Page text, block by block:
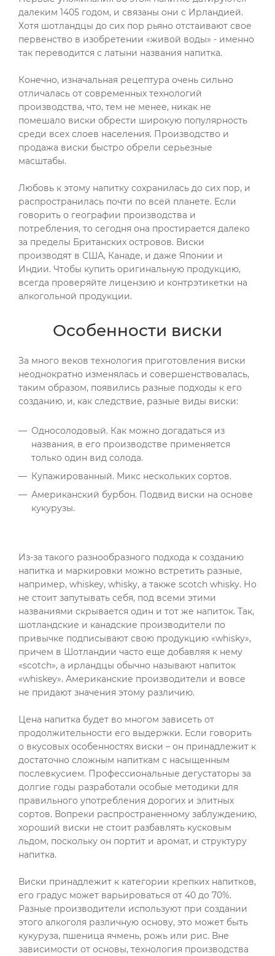
далеким 1405 годом, и связаны они с Ирландией.
Хотя шотландцы до сих пор рьяно отстаивают свое
первенство в изобретении «живой воды» - именно
так переводится с латыни названия напитка.
Конечно, изначальная рецептура очень сильно
отличалась от современных технологий
производства, что, тем не менее, никак не
помешало виски обрести широкую популярность
среди всех слоев населения. Производство и
продажа виски быстро обрели серьезные
масштабы.
Любовь к этому напитку сохранилась до сих пор, и
распространилась почти по всей планете. Если
говорить о географии производства и
потребления, то сегодня она простирается далеко
за пределы Британских островов. Виски
производят в США, Канаде, и даже Японии и
Индии. Чтобы купить оригинальную продукцию,
всегда проверяйте лицензию и контрэтикетки на
алкогольной продукции.
Особенности виски
За много веков технология приготовления виски
неоднократно изменялась и совершенствовалась,
таким образом, появились разные подходы к его
созданию, и, как следствие, разные виды виски:
Односолодовый. Как можно догадаться из
названия, в его производстве применяется
только один вид солода.
Купажированный. Микс нескольких сортов.
Американский бурбон. Подвид виски на основе
кукурузы.
Из-за такого разнообразного подхода к созданию
напитка и маркировки можно встретить разные,
например, whiskey, whisky, а также scotch whisky. Но
не стоит запутывать себя, под всеми этими
названиями скрывается один и тот же напиток. Так,
шотландские и канадские производители по
привычке подписывают свою продукцию «whisky»,
причем в Шотландии часто еще добавляя к нему
«scotch», а ирландцы обычно называют напиток
«whiskey». Американские производители и вовсе
не придают значения этому различию.
Цена напитка будет во многом зависеть от
продолжительности его выдержки. Если говорить
о вкусовых особенностях виски – он принадлежит к
достаточно сложным напиткам с насыщенным
послевкусием. Профессиональные дегустаторы за
долгие годы разработали особые методики для
правильного употребления дорогих и элитных
сортов. Вопреки распространенному заблуждению,
хороший виски не стоит разбавлять кусковым
льдом, поскольку он портит и аромат, и структуру
напитка.
Виски принадлежит к категории крепких напитков,
его градус может варьироваться от 40 до 70%.
Разные производители используют при создании
этого алкоголя различную основу, это может быть
кукуруза, пшеница ячмень, рожь или рис. Вне
зависимости от основы, технология производства